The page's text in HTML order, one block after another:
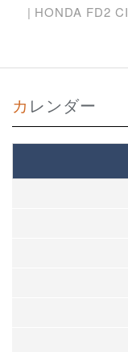
HONDA FD2
カレンダー